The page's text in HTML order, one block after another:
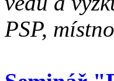
PSP,